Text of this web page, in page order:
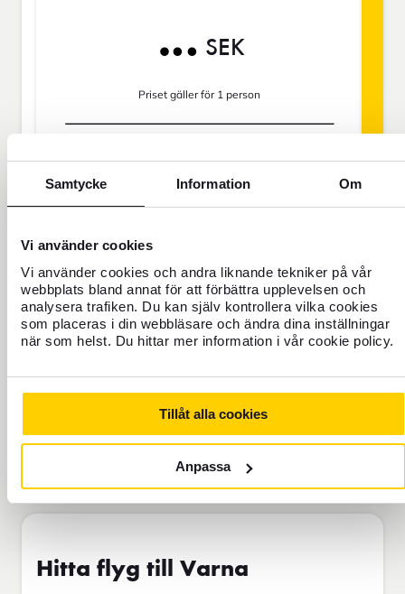
Samtycke Information Om
Vi använder cookies
Vi använder cookies och andra liknande tekniker på vår
webbplats bland annat för att förbättra upplevelsen och
analysera trafiken. Du kan själv kontrollera vilka cookies
som placeras i din webbläsare och ändra dina inställningar
när som helst. Du hittar mer information i vår cookie policy.
Tillåt alla cookies
Anpassa
SEK
Priset gäller för 1 person
För dig som saknar hemförsäkring eller
ska vara borta mer än 45 dagar.
Reseförsäkring Bas
Lägg i varukorg
Jämför våra olika reseförsäkringar
Hitta flyg till Varna